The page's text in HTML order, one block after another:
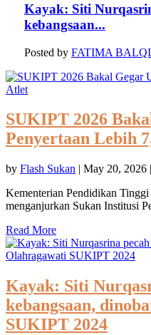
Kayak: Siti
kebangsaan...
Posted by FATIMA
SUKIPT 2026
Penyertaan Lebih
by Flash Sukan | May 20, 2026 |
Kementerian Pendidikan
menganjurkan Sukan Institusi
Read More
Kayak: Siti
kebangsaan,
SUKIPT 2024